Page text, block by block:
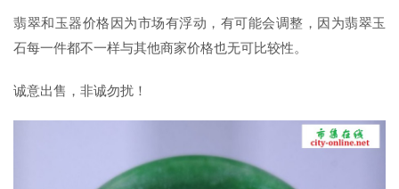
相欠。
石每一件都不一样与其他商家价格也无可比较性。